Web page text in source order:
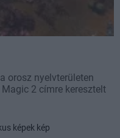
orosz nyelvterületen
2 címre keresztelt